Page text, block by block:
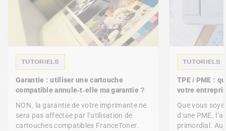
TUTORIELS
Garantie : utiliser une cartouche
compatible annule-t-elle ma garantie ?
NON, la garantie de votre imprimante ne
sera pas affectée par l'utilisation de
cartouches compatibles FranceToner.
TUTORIELS
TPE / PME :
votre
Que vous
d’une PME,
primordial.